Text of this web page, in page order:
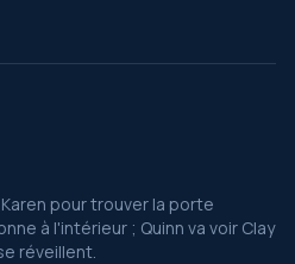
pour trouver la porte
à l'intérieur ; Quinn va voir Clay
réveillent.